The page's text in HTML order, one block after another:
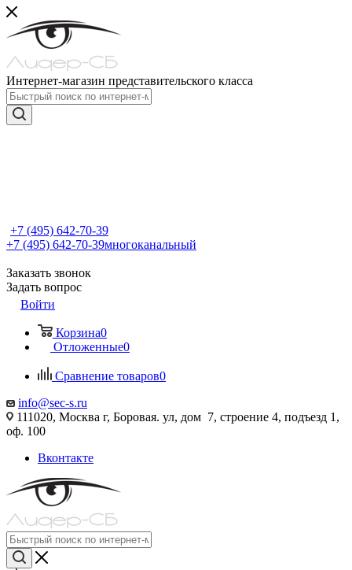
Интернет-магазин представительского класса
+7 (495) 642-70-39
+7 (495) 642-70-39многоканальный
Заказать звонок
Задать вопрос
Войти
Корзина0
Отложенные0
Сравнение товаров0
info@sec-s.ru
111020, Москва г, Боровая. ул, дом 7, строение 4, подъезд 1,
оф. 100
Вконтакте